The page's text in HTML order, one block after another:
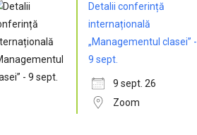
Detalii conferință
internațională
„Managementul clasei” -
9 sept.
9 sept. 26
Zoom